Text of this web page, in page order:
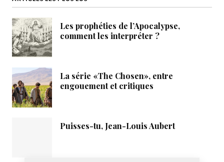
Opinions
Publireportage
Relations Aujourd'hui
Société
Tour du monde des Eglises
Trait d'Ixène
Vécu
Vie Intérieure
Les prophéties de l’Apocalypse,
comment les interpréter ?
La série «The Chosen», entre
engouement et critiques
Puisses-tu, Jean-Louis Aubert